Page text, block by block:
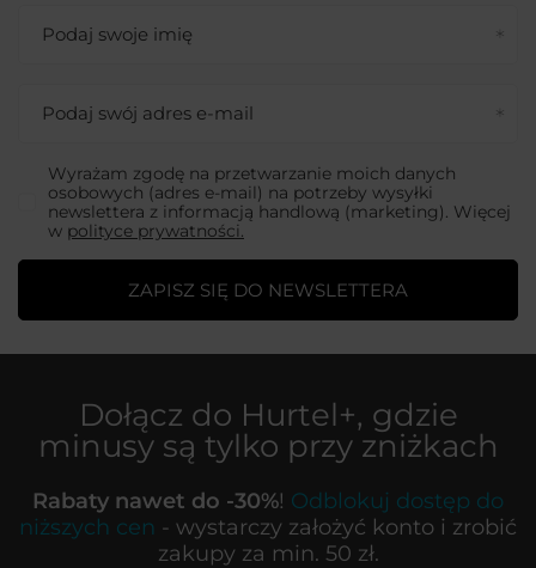
Podaj swoje imię
Podaj swój adres e-mail
Wyrażam zgodę na przetwarzanie moich danych
osobowych (adres e-mail) na potrzeby wysyłki
newslettera z informacją handlową (marketing). Więcej
w polityce prywatności.
ZAPISZ SIĘ DO NEWSLETTERA
Dołącz do Hurtel+, gdzie
minusy są tylko przy zniżkach
Rabaty nawet do -30%! Odblokuj dostęp do
niższych cen - wystarczy założyć konto i zrobić
zakupy za min. 50 zł.